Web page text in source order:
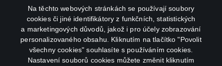
Na těchto webových stránkách se používají soubory
cookies či jiné identifikátory z funkčních, statistických
a marketingových důvodů, jakož i pro účely zobrazování
personalizovaného obsahu. Kliknutím na tlačítko "Povolit
všechny cookies" souhlasíte s používáním cookies.
Nastavení souborů cookies můžete změnit kliknutím
facebookinstagram
youtube